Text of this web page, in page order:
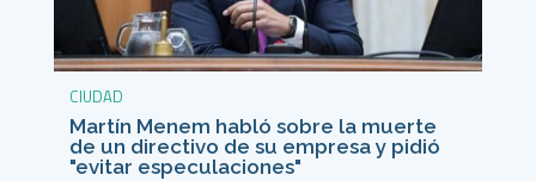
CIUDAD
Martín Menem habló sobre la muerte
de un directivo de su empresa y pidió
"evitar especulaciones"